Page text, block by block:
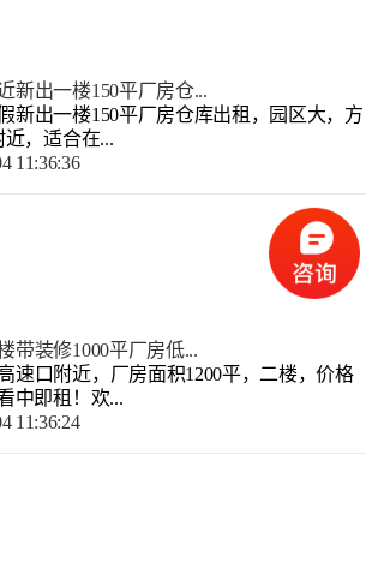
新出一楼150平厂房仓...
新出一楼150平厂房仓库出租，园区大，方
近，适合在...
11:36:36
带装修1000平厂房低...
速口附近，厂房面积1200平，二楼，价格
中即租！欢...
11:36:24